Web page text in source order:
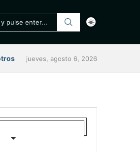
jueves, agosto 6, 2026